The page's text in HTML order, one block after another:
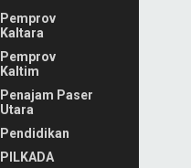
Pemprov
Kaltara
Pemprov
Kaltim
Penajam Paser
Utara
Pendidikan
PILKADA